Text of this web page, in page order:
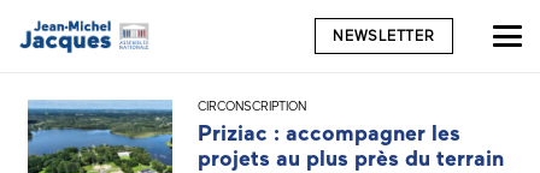
NEWSLETTER
CIRCONSCRIPTION
Priziac : accompagner les
projets au plus près du terrain